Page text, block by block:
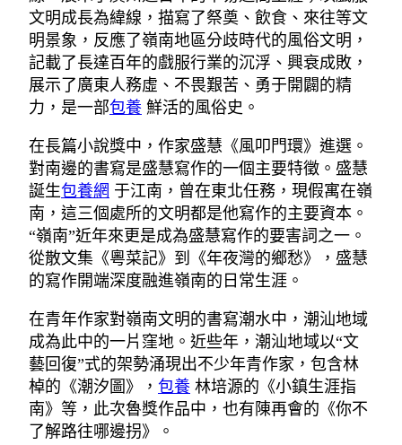
文明成長為緯線，描寫了祭奠、飲食、來往等文
明景象，反應了嶺南地區分歧時代的風俗文明，
記載了長達百年的戲服行業的沉浮、興衰成敗，
展示了廣東人務虛、不畏艱苦、勇于開闢的精
力，是一部包養 鮮活的風俗史。
在長篇小說獎中，作家盛慧《風叩門環》進選。
對南邊的書寫是盛慧寫作的一個主要特徵。盛慧
誕生包養網 于江南，曾在東北任務，現假寓在嶺
南，這三個處所的文明都是他寫作的主要資本。
“嶺南”近年來更是成為盛慧寫作的要害詞之一。
從散文集《粵菜記》到《年夜灣的鄉愁》，盛慧
的寫作開端深度融進嶺南的日常生涯。
在青年作家對嶺南文明的書寫潮水中，潮汕地域
成為此中的一片窪地。近些年，潮汕地域以“文
藝回復”式的架勢涌現出不少年青作家，包含林
棹的《潮汐圖》， 包養 林培源的《小鎮生涯指
南》等，此次魯獎作品中，也有陳再會的《你不
了解路往哪邊拐》。